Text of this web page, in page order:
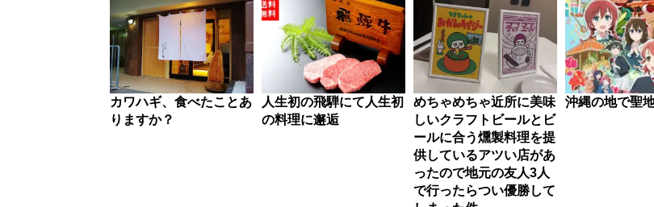
カワハギ、食べたことあ
りますか？
人生初の飛騨にて人生初
の料理に邂逅
めちゃめちゃ近所に美味
しいクラフトビールとビ
ールに合う燻製料理を提
供しているアツい店があ
ったので地元の友人3人
で行ったらつい優勝して
沖縄の地で聖